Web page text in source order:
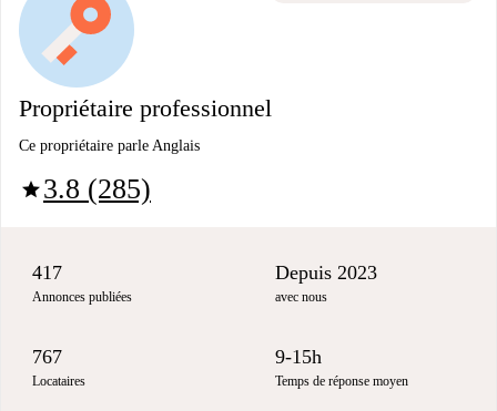
Propriétaire professionnel
Ce propriétaire parle Anglais
star3.8 (285)
417
Annonces publiées
Depuis 2023
avec nous
767
Locataires
9-15h
Temps de réponse moyen